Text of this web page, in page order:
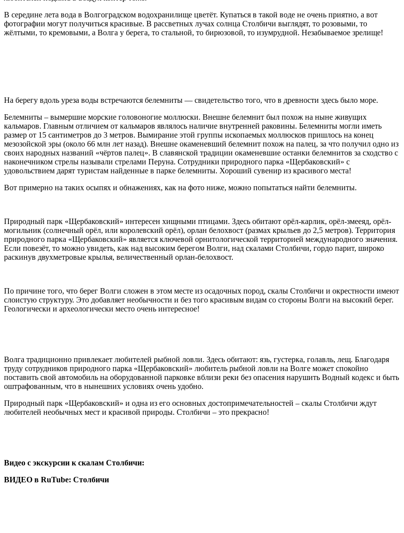
В середине лета вода в Волгоградском водохранилище цветёт. Купаться в такой воде не очень приятно, а вот
фотографии могут получиться красивые. В рассветных лучах солнца Столбичи выглядят, то розовыми, то
жёлтыми, то кремовыми, а Волга у берега, то стальной, то бирюзовой, то изумрудной. Незабываемое зрелище!
На берегу вдоль уреза воды встречаются белемниты — свидетельство того, что в древности здесь было море.
Белемниты – вымершие морские головоногие моллюски. Внешне белемнит был похож на ныне живущих
кальмаров. Главным отличием от кальмаров являлось наличие внутренней раковины. Белемниты могли иметь
размер от 15 сантиметров до 3 метров. Вымирание этой группы ископаемых моллюсков пришлось на конец
мезозойской эры (около 66 млн лет назад). Внешне окаменевший белемнит похож на палец, за что получил одно из
своих народных названий «чёртов палец». В славянской традиции окаменевшие останки белемнитов за сходство с
наконечником стрелы называли стрелами Перуна. Сотрудники природного парка «Щербаковский» с
удовольствием дарят туристам найденные в парке белемниты. Хороший сувенир из красивого места!
Вот примерно на таких осыпях и обнажениях, как на фото ниже, можно попытаться найти белемниты.
Природный парк «Щербаковский» интересен хищными птицами. Здесь обитают орёл-карлик, орёл-змееяд, орёл-
могильник (солнечный орёл, или королевский орёл), орлан белохвост (размах крыльев до 2,5 метров). Территория
природного парка «Щербаковский» является ключевой орнитологической территорией международного значения.
Если повезёт, то можно увидеть, как над высоким берегом Волги, над скалами Столбичи, гордо парит, широко
раскинув двухметровые крылья, величественный орлан-белохвост.
По причине того, что берег Волги сложен в этом месте из осадочных пород, скалы Столбичи и окрестности имеют
слоистую структуру. Это добавляет необычности и без того красивым видам со стороны Волги на высокий берег.
Геологически и археологически место очень интересное!
Волга традиционно привлекает любителей рыбной ловли. Здесь обитают: язь, густерка, голавль, лещ. Благодаря
труду сотрудников природного парка «Щербаковский» любитель рыбной ловли на Волге может спокойно
поставить свой автомобиль на оборудованной парковке вблизи реки без опасения нарушить Водный кодекс и быть
оштрафованным, что в нынешних условиях очень удобно.
Природный парк «Щербаковский» и одна из его основных достопримечательностей – скалы Столбичи ждут
любителей необычных мест и красивой природы. Столбичи – это прекрасно!
Видео с экскурсии к скалам Столбичи:
ВИДЕО в RuTube: Столбичи